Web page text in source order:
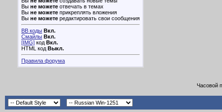
Вы не можете отвечать в темах
Вы не можете прикреплять вложения
Вы не можете редактировать свои сообщения
BB коды Вкл.
Смайлы Вкл.
[IMG] код Вкл.
HTML код Выкл.
Правила форума
Часовой